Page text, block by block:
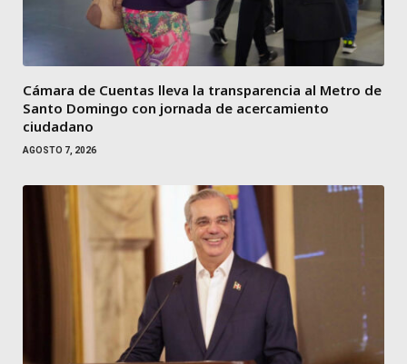
Cámara de Cuentas lleva la transparencia al Metro de
Santo Domingo con jornada de acercamiento
ciudadano
AGOSTO 7, 2026